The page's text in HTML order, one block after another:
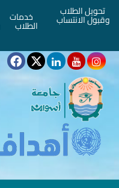
تحويل الطلاب
وقبول الانتساب خدمات
الطلاب